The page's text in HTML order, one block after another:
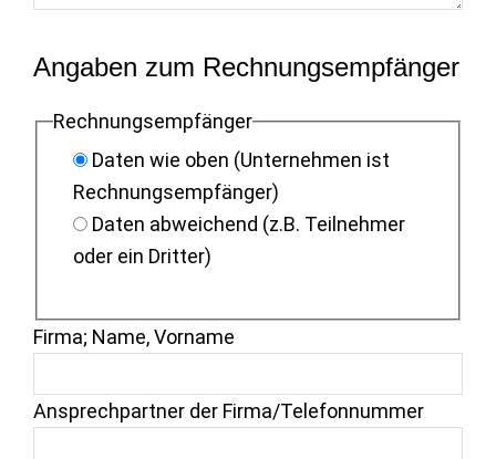
Angaben zum Rechnungsempfänger
Rechnungsempfänger
Daten wie oben (Unternehmen ist
Rechnungsempfänger)
Daten abweichend (z.B. Teilnehmer
oder ein Dritter)
Firma; Name, Vorname
Ansprechpartner der Firma/Telefonnummer